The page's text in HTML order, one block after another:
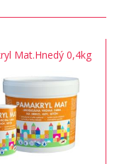
Mat.Hnedý 0,4kg